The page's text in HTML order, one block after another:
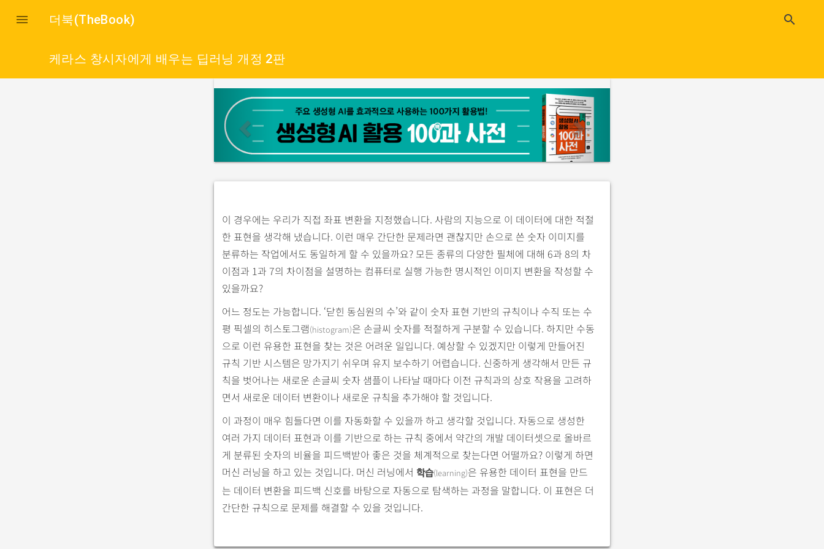
 더북(TheBook) search
케라스 창시자에게 배우는 딥러닝 개정 2판
p
e
v
i
o
s
n
e
x
이 경우에는 우리가 직접 좌표 변환을 지정했습니다. 사람의 지능으로 이 데이터에 대한 적절
한 표현을 생각해 냈습니다. 이런 매우 간단한 문제라면 괜찮지만 손으로 쓴 숫자 이미지를
분류하는 작업에서도 동일하게 할 수 있을까요? 모든 종류의 다양한 필체에 대해 6과 8의 차
이점과 1과 7의 차이점을 설명하는 컴퓨터로 실행 가능한 명시적인 이미지 변환을 작성할 수
있을까요?
어느 정도는 가능합니다. ‘닫힌 동심원의 수’와 같이 숫자 표현 기반의 규칙이나 수직 또는 수
평 픽셀의 히스토그램(histogram)은 손글씨 숫자를 적절하게 구분할 수 있습니다. 하지만 수동
으로 이런 유용한 표현을 찾는 것은 어려운 일입니다. 예상할 수 있겠지만 이렇게 만들어진
규칙 기반 시스템은 망가지기 쉬우며 유지 보수하기 어렵습니다. 신중하게 생각해서 만든 규
칙을 벗어나는 새로운 손글씨 숫자 샘플이 나타날 때마다 이전 규칙과의 상호 작용을 고려하
면서 새로운 데이터 변환이나 새로운 규칙을 추가해야 할 것입니다.
이 과정이 매우 힘들다면 이를 자동화할 수 있을까 하고 생각할 것입니다. 자동으로 생성한
여러 가지 데이터 표현과 이를 기반으로 하는 규칙 중에서 약간의 개발 데이터셋으로 올바르
게 분류된 숫자의 비율을 피드백받아 좋은 것을 체계적으로 찾는다면 어떨까요? 이렇게 하면
머신 러닝을 하고 있는 것입니다. 머신 러닝에서 학습(learning)은 유용한 데이터 표현을 만드
는 데이터 변환을 피드백 신호를 바탕으로 자동으로 탐색하는 과정을 말합니다. 이 표현은 더
간단한 규칙으로 문제를 해결할 수 있을 것입니다.